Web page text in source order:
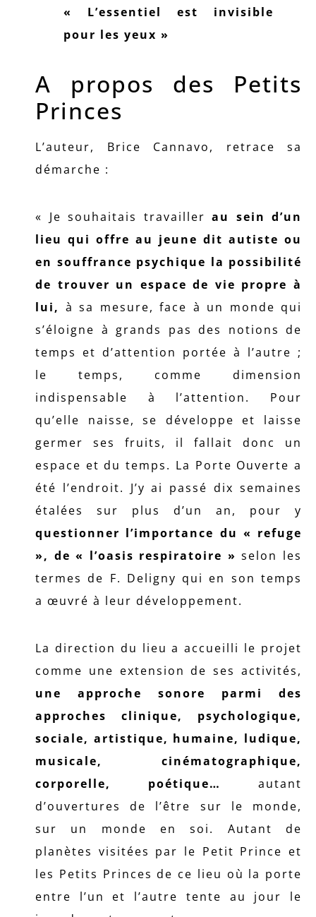
« L’essentiel est invisible
pour les yeux »
A propos des Petits
Princes
L’auteur, Brice Cannavo, retrace sa
démarche :
« Je souhaitais travailler au sein d’un
lieu qui offre au jeune dit autiste ou
en souffrance psychique la possibilité
de trouver un espace de vie propre à
lui, à sa mesure, face à un monde qui
s’éloigne à grands pas des notions de
temps et d’attention portée à l’autre ;
le temps, comme dimension
indispensable à l’attention. Pour
qu’elle naisse, se développe et laisse
germer ses fruits, il fallait donc un
espace et du temps. La Porte Ouverte a
été l’endroit. J’y ai passé dix semaines
étalées sur plus d’un an, pour y
questionner l’importance du « refuge
», de « l’oasis respiratoire » selon les
termes de F. Deligny qui en son temps
a œuvré à leur développement.
La direction du lieu a accueilli le projet
comme une extension de ses activités,
une approche sonore parmi des
approches clinique, psychologique,
sociale, artistique, humaine, ludique,
musicale, cinématographique,
corporelle, poétique… autant
d’ouvertures de l’être sur le monde,
sur un monde en soi. Autant de
planètes visitées par le Petit Prince et
les Petits Princes de ce lieu où la porte
entre l’un et l’autre tente au jour le